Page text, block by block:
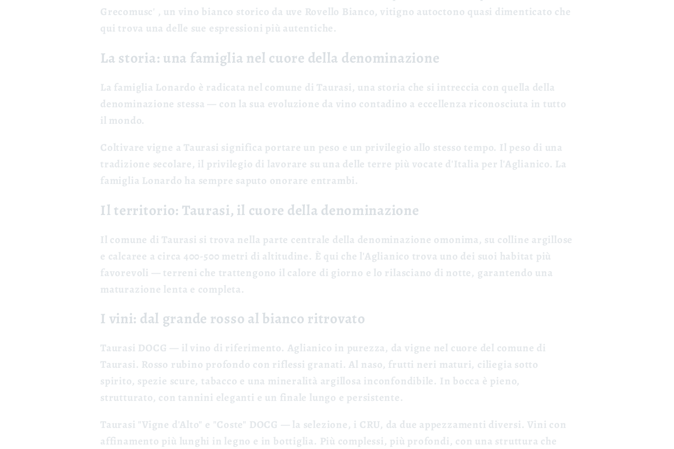
Grecomusc' , un vino bianco storico da uve Rovello Bianco, vitigno autoctono quasi dimenticato che
qui trova una delle sue espressioni più autentiche.
La storia: una famiglia nel cuore della denominazione
La famiglia Lonardo è radicata nel comune di Taurasi, una storia che si intreccia con quella della
denominazione stessa — con la sua evoluzione da vino contadino a eccellenza riconosciuta in tutto
il mondo.
Coltivare vigne a Taurasi significa portare un peso e un privilegio allo stesso tempo. Il peso di una
tradizione secolare, il privilegio di lavorare su una delle terre più vocate d'Italia per l'Aglianico. La
famiglia Lonardo ha sempre saputo onorare entrambi.
Il territorio: Taurasi, il cuore della denominazione
Il comune di Taurasi si trova nella parte centrale della denominazione omonima, su colline argillose
e calcaree a circa 400-500 metri di altitudine. È qui che l'Aglianico trova uno dei suoi habitat più
favorevoli — terreni che trattengono il calore di giorno e lo rilasciano di notte, garantendo una
maturazione lenta e completa.
I vini: dal grande rosso al bianco ritrovato
Taurasi DOCG — il vino di riferimento. Aglianico in purezza, da vigne nel cuore del comune di
Taurasi. Rosso rubino profondo con riflessi granati. Al naso, frutti neri maturi, ciliegia sotto
spirito, spezie scure, tabacco e una mineralità argillosa inconfondibile. In bocca è pieno,
strutturato, con tannini eleganti e un finale lungo e persistente.
Taurasi "Vigne d'Alto" e "Coste" DOCG — la selezione, i CRU, da due appezzamenti diversi. Vini con
affinamento più lunghi in legno e in bottiglia. Più complessi, più profondi, con una struttura che